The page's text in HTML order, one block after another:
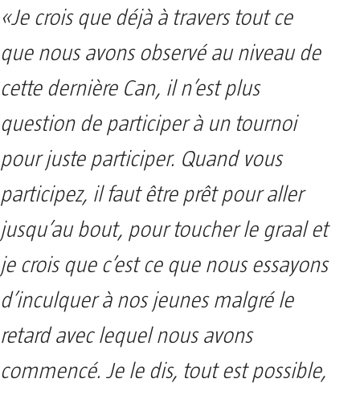
«Je crois que déjà à travers tout ce
que nous avons observé au niveau de
cette dernière Can, il n’est plus
question de participer à un tournoi
pour juste participer. Quand vous
participez, il faut être prêt pour aller
jusqu’au bout, pour toucher le graal et
je crois que c’est ce que nous essayons
d’inculquer à nos jeunes malgré le
retard avec lequel nous avons
commencé. Je le dis, tout est possible,